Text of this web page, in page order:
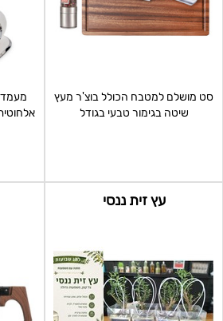
סט מושלם למטבח הכולל בוצ'ר מעץ
שיטה בגימור טבעי בגודל
מעמד
עץ זית ננסי